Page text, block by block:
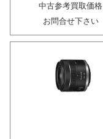
中古参考買取価格
お問合せ下さい